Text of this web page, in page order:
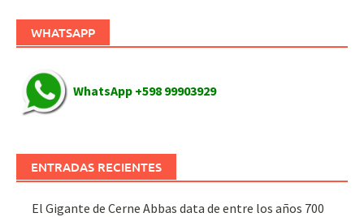
WHATSAPP
WhatsApp +598 99903929
ENTRADAS RECIENTES
El Gigante de Cerne Abbas data de entre los años 700